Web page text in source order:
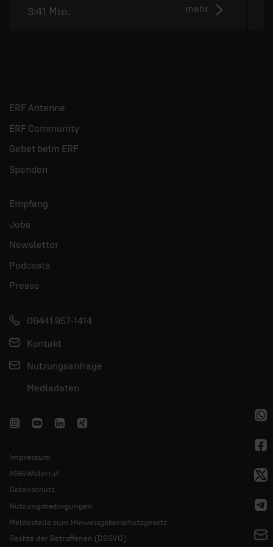
mehr
3:41 Min.
ERF Antenne
ERF Community
Gebet beim ERF
Spenden
Empfang
Jobs
Newsletter
Podcasts
Presse
06441 957-1414
Kontakt
Nutzungsanfrage
Mediadaten
Impressum
AGB/Widerruf
Datenschutz
Nutzungsbedingungen
Meldestelle zum Hinweisgeberschutzgesetz
Rechte der Betroffenen (DSGVO)